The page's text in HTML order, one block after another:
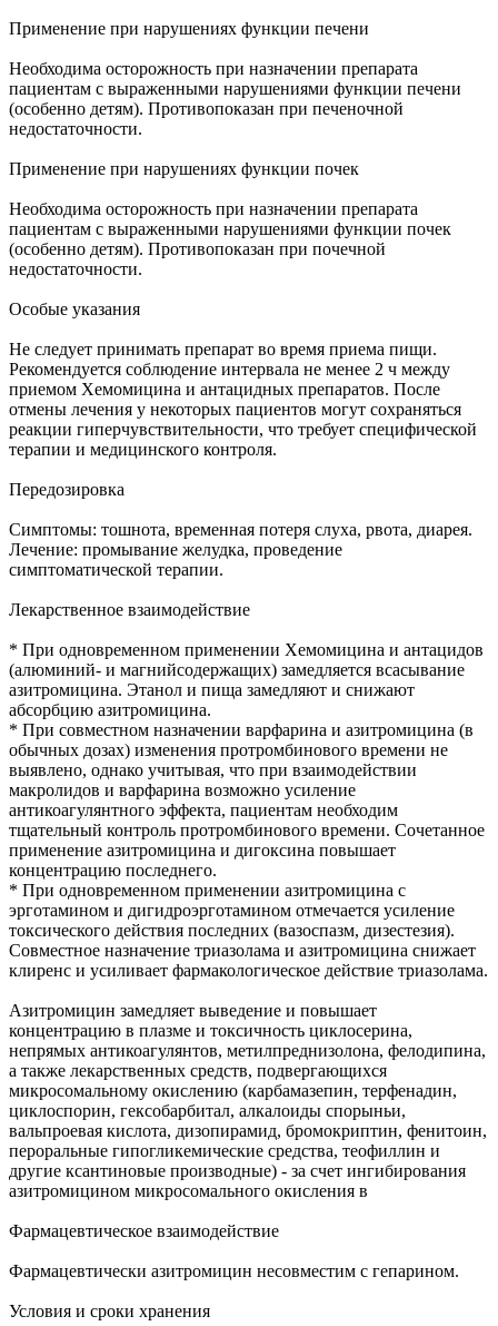
Применение при нарушениях функции печени
Необходима осторожность при назначении препарата
пациентам с выраженными нарушениями функции печени
(особенно детям). Противопоказан при печеночной
недостаточности.
Применение при нарушениях функции почек
Необходима осторожность при назначении препарата
пациентам с выраженными нарушениями функции почек
(особенно детям). Противопоказан при почечной
недостаточности.
Особые указания
Не следует принимать препарат во время приема пищи.
Рекомендуется соблюдение интервала не менее 2 ч между
приемом Хемомицина и антацидных препаратов. После
отмены лечения у некоторых пациентов могут сохраняться
реакции гиперчувствительности, что требует специфической
терапии и медицинского контроля.
Передозировка
Симптомы: тошнота, временная потеря слуха, рвота, диарея.
Лечение: промывание желудка, проведение
симптоматической терапии.
Лекарственное взаимодействие
* При одновременном применении Хемомицина и антацидов
(алюминий- и магнийсодержащих) замедляется всасывание
азитромицина. Этанол и пища замедляют и снижают
абсорбцию азитромицина.
* При совместном назначении варфарина и азитромицина (в
обычных дозах) изменения протромбинового времени не
выявлено, однако учитывая, что при взаимодействии
макролидов и варфарина возможно усиление
антикоагулянтного эффекта, пациентам необходим
тщательный контроль протромбинового времени. Сочетанное
применение азитромицина и дигоксина повышает
концентрацию последнего.
* При одновременном применении азитромицина с
эрготамином и дигидроэрготамином отмечается усиление
токсического действия последних (вазоспазм, дизестезия).
Совместное назначение триазолама и азитромицина снижает
клиренс и усиливает фармакологическое действие триазолама.
Азитромицин замедляет выведение и повышает
концентрацию в плазме и токсичность циклосерина,
непрямых антикоагулянтов, метилпреднизолона, фелодипина,
а также лекарственных средств, подвергающихся
микросомальному окислению (карбамазепин, терфенадин,
циклоспорин, гексобарбитал, алкалоиды спорыньи,
вальпроевая кислота, дизопирамид, бромокриптин, фенитоин,
пероральные гипогликемические средства, теофиллин и
другие ксантиновые производные) - за счет ингибирования
азитромицином микросомального окисления в
Фармацевтическое взаимодействие
Фармацевтически азитромицин несовместим с гепарином.
Условия и сроки хранения